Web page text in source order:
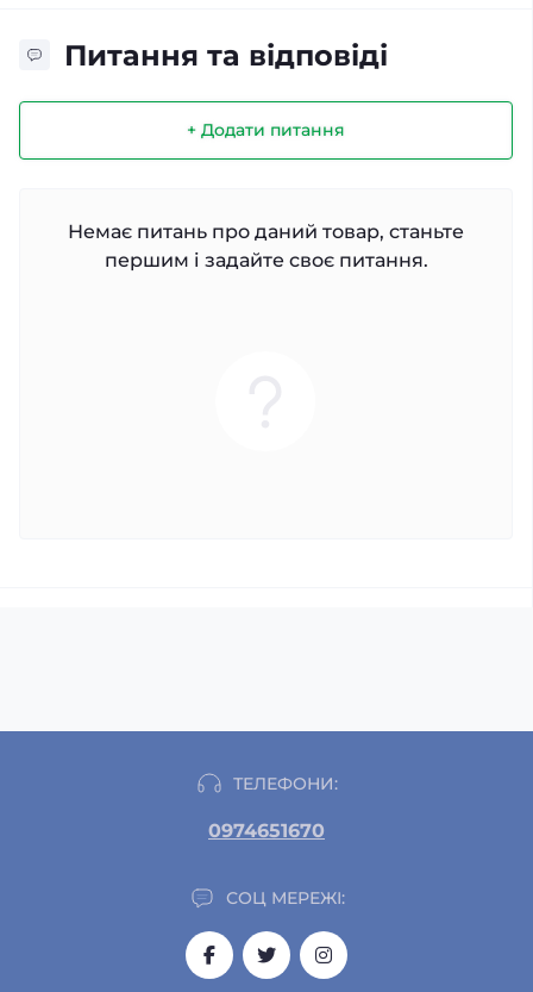
Питання та відповіді
+ Додати питання
Немає питань про даний товар, станьте
першим і задайте своє питання.
ТЕЛЕФОНИ:
0974651670
СОЦ МЕРЕЖІ: